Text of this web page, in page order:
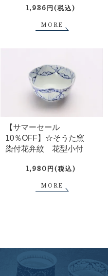
1,936円(税込)
MORE
【サマーセール
10％OFF】☆そうた窯
染付花弁紋 花型小付
1,980円(税込)
MORE